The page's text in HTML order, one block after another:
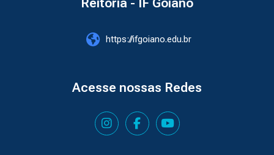
Reitoria - IF Goiano
https://ifgoiano.edu.br
Acesse nossas Redes